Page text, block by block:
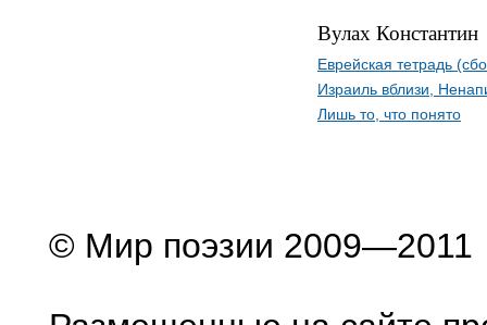
Вулах Константин
Еврейская тетрадь
Израиль вблизи,
Лишь то, что понято
© Мир поэзии 2009—2011